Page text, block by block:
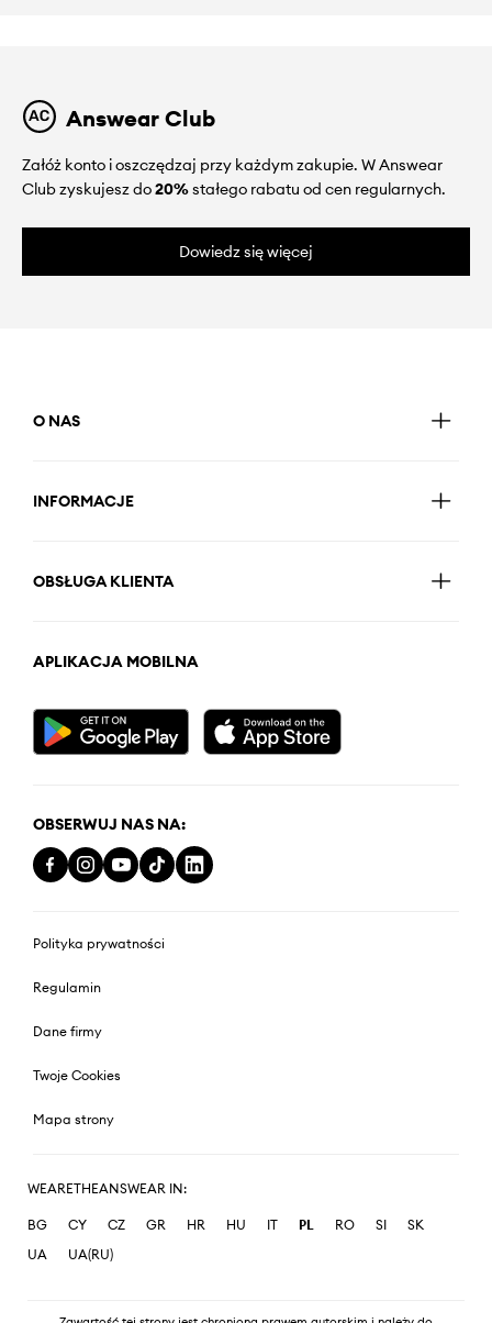
Answear Club
Załóż konto i oszczędzaj przy każdym zakupie. W Answear
Club zyskujesz do20%stałego rabatu od cen regularnych.
Dowiedz się więcej
O NAS
INFORMACJE
OBSŁUGA KLIENTA
APLIKACJA MOBILNA
OBSERWUJ NAS NA:
Polityka prywatności
Regulamin
Dane firmy
Twoje Cookies
Mapa strony
WEARETHEANSWEAR IN:
BG CY CZ GR HR HU IT PL RO SI
SK
UA
UA(RU)